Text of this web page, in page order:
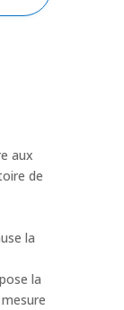
aux
de
la
la